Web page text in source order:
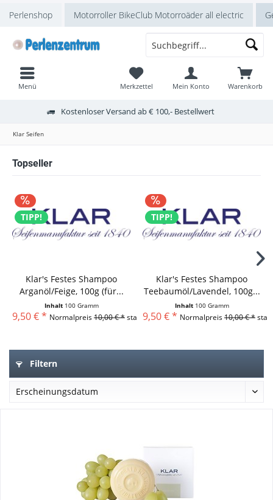
Perlenshop Motorroller BikeClub Motorroäder all electric
Kostenloser Versand ab € 100,- Bestellwert
Warenkorb
Merkzettel Mein Konto
Menü
Klar Seifen
Topseller
TIPP!
Klar's Festes Shampoo
Arganöl/Feige, 100g (für...
Inhalt 100 Gramm
9,50 € * Normalpreis10,00 € *statt
TIPP!
Klar's Festes Shampoo
Teebaumöl/Lavendel, 100g...
Inhalt 100 Gramm
9,50 € * Normalpreis10,00 € *statt
Filtern